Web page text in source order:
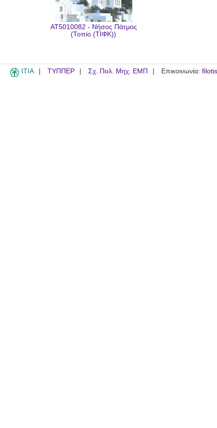
AT5010082 - Νήσος Πάτμος
(Τοπίο (ΤΙΦΚ))
ITIA ΤΥΠΠΕΡ Σχ. Πολ. Μηχ. ΕΜΠ Επικοινωνία: